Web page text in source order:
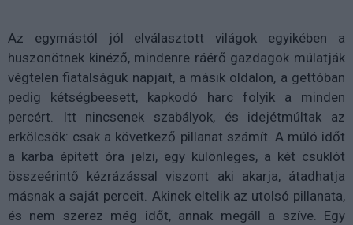
Az egymástól jól elválasztott világok egyikében a
huszonötnek kinéző, mindenre ráérő gazdagok múlatják
végtelen fiatalságuk napjait, a másik oldalon, a gettóban
pedig kétségbeesett, kapkodó harc folyik a minden
percért. Itt nincsenek szabályok, és idejétmúltak az
erkölcsök: csak a következő pillanat számít. A múló időt
a karba épített óra jelzi, egy különleges, a két csuklót
összeérintő kézrázással viszont aki akarja, átadhatja
másnak a saját perceit. Akinek eltelik az utolsó pillanata,
és nem szerez még időt, annak megáll a szíve. Egy